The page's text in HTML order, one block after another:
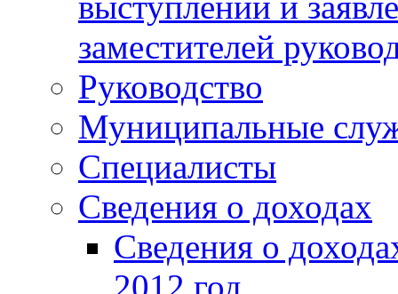
заместителей
Руководство
Муниципальные
Специалисты
Сведения о доходах
Сведения о